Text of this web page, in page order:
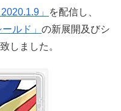
」
を配信し、
ルド」 の新展開及びシ
しました。